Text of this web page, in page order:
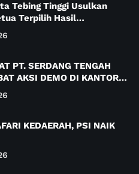
Tebing Tinggi Usulkan
Terpilih Hasil…
PT. SERDANG TENGAH
AKSI DEMO DI KANTOR…
KEDAERAH, PSI NAIK